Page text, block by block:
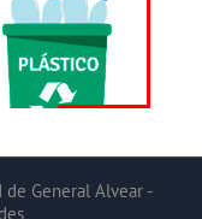
General Alvear -